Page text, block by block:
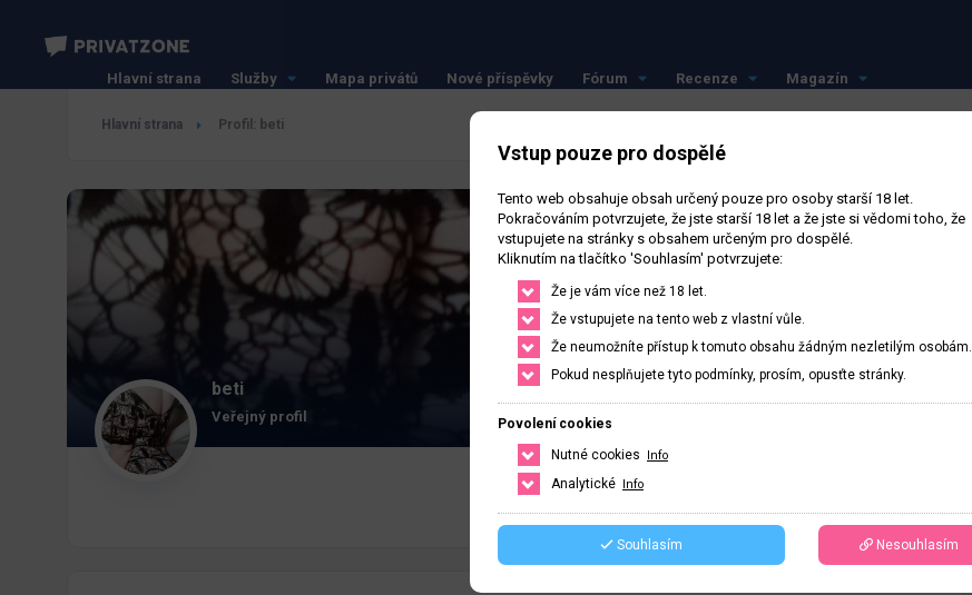
Hlavní strana Služby Mapa privátů Nové příspěvky Fórum Recenze Magazín
Hlavní strana Profil: beti
beti
Veřejný profil
Sledovat
Vstup pouze pro dospělé
Tento web obsahuje obsah určený pouze pro osoby starší 18 let.
Pokračováním potvrzujete, že jste starší 18 let a že jste si vědomi toho, že
vstupujete na stránky s obsahem určeným pro dospělé.
Kliknutím na tlačítko 'Souhlasím' potvrzujete:
Že je vám více než 18 let.
Že vstupujete na tento web z vlastní vůle.
Že neumožníte přístup k tomuto obsahu žádným nezletilým osobám.
Pokud nesplňujete tyto podmínky, prosím, opusťte stránky.
Povolení cookies
Nutné cookies
Info
Analytické Info
Souhlasím Nesouhlasím